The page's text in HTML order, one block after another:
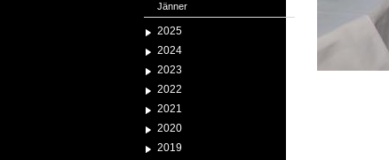
Jänner
2025
2024
2023
2022
2021
2020
2019